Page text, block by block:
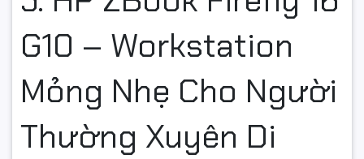
G10 – Workstation
Mỏng Nhẹ Cho Người
Thường Xuyên Di